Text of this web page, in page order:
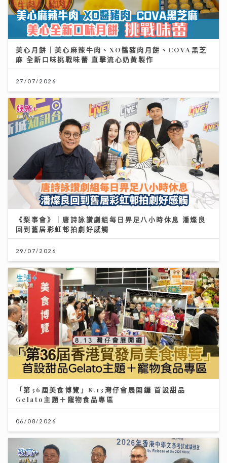
美心月餅｜美心麻辣牛肉、XO醬豬肉月餅、COVA黑芝
麻 全新口味挑戰味蕾 直擊流心奶黃製作
27/07/2026
《梨事會》｜唐詩詠讚劇組每日畀足八小時休息 潘燦良
回到舊居彩虹邨拍劇好感觸
29/07/2026
「第36屆美食博覽」8.13灣仔會展開鑼 首設甜品
Gelato主題＋寵物食品專區
06/08/2026